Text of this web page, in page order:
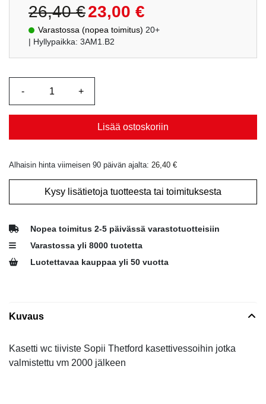
26,40€
Alkuperäinen
hinta
oli:
26,40 €.
23,00 €
Nykyinen
hinta
on:
23,00 €.
Varastossa (nopea toimitus) 20+
| Hyllypaikka: 3AM1.B2
Lisää ostoskoriin
Alhaisin hinta viimeisen 90 päivän ajalta: 26,40 €
Kysy lisätietoja tuotteesta tai toimituksesta
Nopea toimitus 2-5 päivässä varastotuotteisiin
Varastossa yli 8000 tuotetta
Luotettavaa kauppaa yli 50 vuotta
Kuvaus
Kasetti wc tiiviste Sopii Thetford kasettivessoihin jotka
valmistettu vm 2000 jälkeen